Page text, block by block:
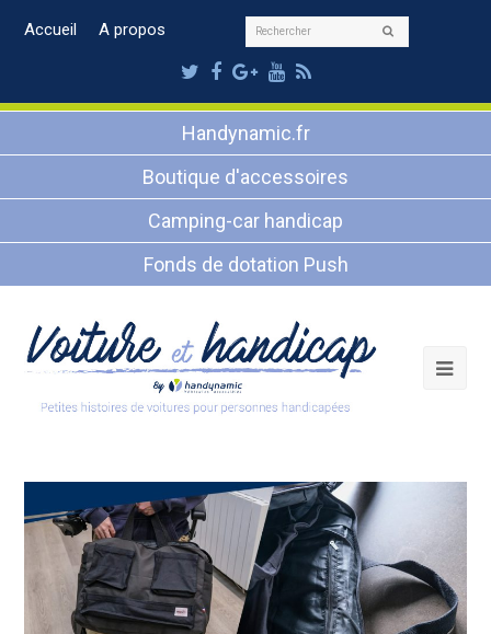
Accueil A propos Rechercher
Twitter
Facebook
Google
Plus
Youtube
RSS
Handynamic.fr
Boutique d'accessoires
Camping-car handicap
Fonds de dotation Push